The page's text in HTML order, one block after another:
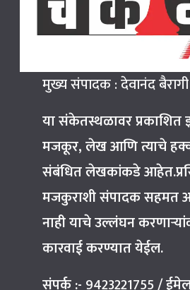
मुख्य संपादक : देवानंद बैरागी
या संकेतस्थळावर प्रकाशित
मजकूर, लेख आणि त्याचे हक्क
संबंधित लेखकांकडे
मजकुराशी संपादक सहमत
नाही याचे उल्लंघन
कारवाई करण्यात येईल.